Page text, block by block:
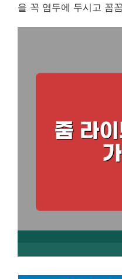
을 꼭 염두에 두시고 꼼